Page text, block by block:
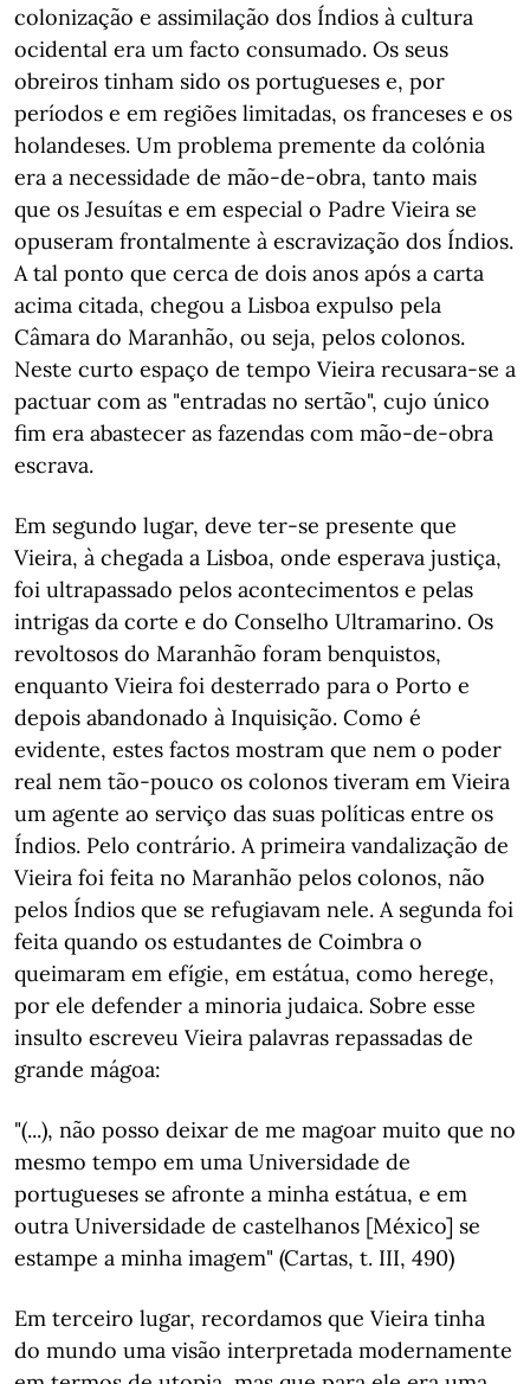
colonização e assimilação dos Índios à cultura
ocidental era um facto consumado. Os seus
obreiros tinham sido os portugueses e, por
períodos e em regiões limitadas, os franceses e os
holandeses. Um problema premente da colónia
era a necessidade de mão-de-obra, tanto mais
que os Jesuítas e em especial o Padre Vieira se
opuseram frontalmente à escravização dos Índios.
A tal ponto que cerca de dois anos após a carta
acima citada, chegou a Lisboa expulso pela
Câmara do Maranhão, ou seja, pelos colonos.
Neste curto espaço de tempo Vieira recusara-se a
pactuar com as "entradas no sertão", cujo único
fim era abastecer as fazendas com mão-de-obra
escrava.
Em segundo lugar, deve ter-se presente que
Vieira, à chegada a Lisboa, onde esperava justiça,
foi ultrapassado pelos acontecimentos e pelas
intrigas da corte e do Conselho Ultramarino. Os
revoltosos do Maranhão foram benquistos,
enquanto Vieira foi desterrado para o Porto e
depois abandonado à Inquisição. Como é
evidente, estes factos mostram que nem o poder
real nem tão-pouco os colonos tiveram em Vieira
um agente ao serviço das suas políticas entre os
Índios. Pelo contrário. A primeira vandalização de
Vieira foi feita no Maranhão pelos colonos, não
pelos Índios que se refugiavam nele. A segunda foi
feita quando os estudantes de Coimbra o
queimaram em efígie, em estátua, como herege,
por ele defender a minoria judaica. Sobre esse
insulto escreveu Vieira palavras repassadas de
grande mágoa:
"(...), não posso deixar de me magoar muito que no
mesmo tempo em uma Universidade de
portugueses se afronte a minha es­tátua, e em
outra Universidade de castelhanos [México] se
es­tampe a minha imagem" (Cartas, t. III, 490)
Em terceiro lugar, recordamos que Vieira tinha
do mundo uma visão interpretada modernamente